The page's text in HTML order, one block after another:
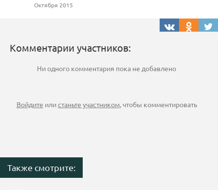
Октября 2015
Комментарии участников:
Ни одного комментария пока не добавлено
Войдите илистаньте участником, чтобы комментировать
Также смотрите: